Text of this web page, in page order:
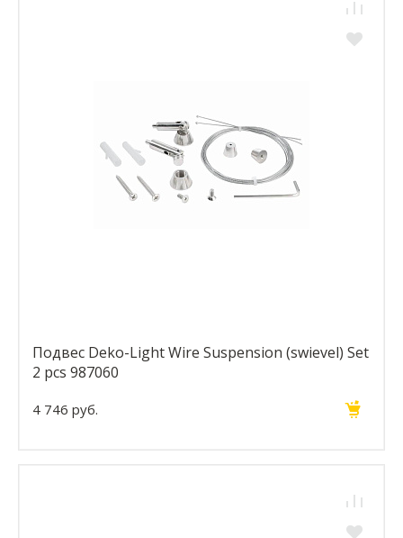
Подвес Deko-Light Wire Suspension (swievel) Set
2 pcs 987060
4 746 руб.